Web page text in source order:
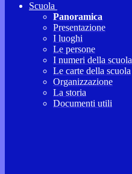
Scuola
Panoramica
Presentazione
I luoghi
Le persone
I numeri della scuola
Le carte della scuola
Organizzazione
La storia
Documenti utili